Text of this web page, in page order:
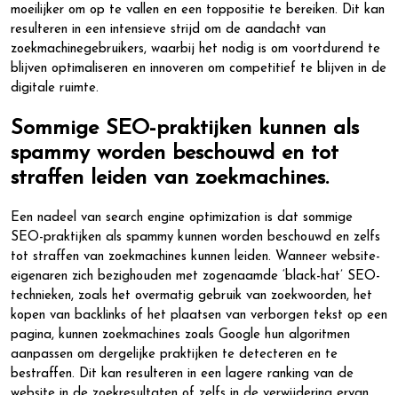
moeilijker om op te vallen en een toppositie te bereiken. Dit kan
resulteren in een intensieve strijd om de aandacht van
zoekmachinegebruikers, waarbij het nodig is om voortdurend te
blijven optimaliseren en innoveren om competitief te blijven in de
digitale ruimte.
Sommige SEO-praktijken kunnen als
spammy worden beschouwd en tot
straffen leiden van zoekmachines.
Een nadeel van search engine optimization is dat sommige
SEO-praktijken als spammy kunnen worden beschouwd en zelfs
tot straffen van zoekmachines kunnen leiden. Wanneer website-
eigenaren zich bezighouden met zogenaamde ‘black-hat’ SEO-
technieken, zoals het overmatig gebruik van zoekwoorden, het
kopen van backlinks of het plaatsen van verborgen tekst op een
pagina, kunnen zoekmachines zoals Google hun algoritmen
aanpassen om dergelijke praktijken te detecteren en te
bestraffen. Dit kan resulteren in een lagere ranking van de